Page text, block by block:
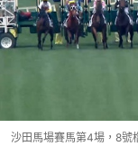
沙田馬場賽馬第4場，8號